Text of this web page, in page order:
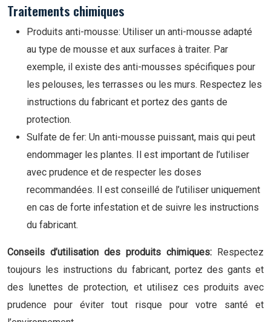
Traitements chimiques
Produits anti-mousse: Utiliser un anti-mousse adapté
au type de mousse et aux surfaces à traiter. Par
exemple, il existe des anti-mousses spécifiques pour
les pelouses, les terrasses ou les murs. Respectez les
instructions du fabricant et portez des gants de
protection.
Sulfate de fer: Un anti-mousse puissant, mais qui peut
endommager les plantes. Il est important de l’utiliser
avec prudence et de respecter les doses
recommandées. Il est conseillé de l’utiliser uniquement
en cas de forte infestation et de suivre les instructions
du fabricant.
Conseils d’utilisation des produits chimiques: Respectez
toujours les instructions du fabricant, portez des gants et
des lunettes de protection, et utilisez ces produits avec
prudence pour éviter tout risque pour votre santé et